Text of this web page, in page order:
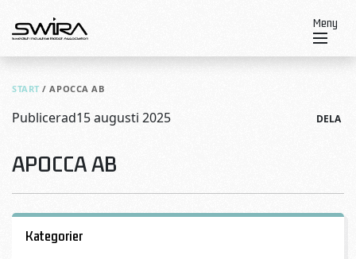
Meny
START / APOCCA AB
Publicerad15 augusti 2025 DELA
APOCCA AB
Kategorier